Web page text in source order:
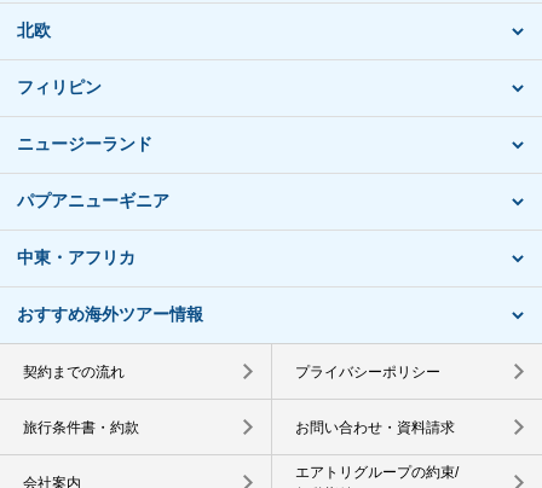
北欧
フィリピン
ニュージーランド
パプアニューギニア
中東・アフリカ
おすすめ海外ツアー情報
契約までの流れ プライバシーポリシー
旅行条件書・約款 お問い合わせ・資料請求
会社案内
エアトリグループの約束/